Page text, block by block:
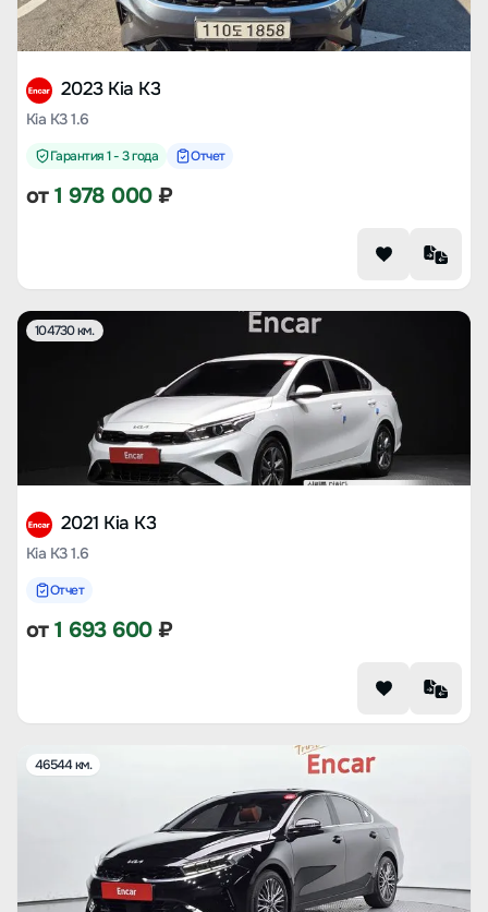
2023 Kia K3
Kia K3 1.6
Гарантия 1 - 3 года Отчет
от1 978 000₽
104730 км.
2021 Kia K3
Kia K3 1.6
Отчет
от1 693 600₽
46544 км.